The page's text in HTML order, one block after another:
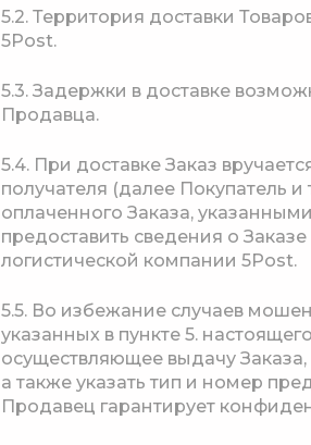
5.2. Территория доставки
5Post.
5.3. Задержки в доставке
Продавца.
5.4. При доставке Заказ
получателя (далее Покупатель
оплаченного Заказа,
предоставить сведения о
логистической компании 5Post.
5.5. Во избежание случаев
указанных в пункте 5.
осуществляющее выдачу
а также указать тип и номер
Продавец гарантирует